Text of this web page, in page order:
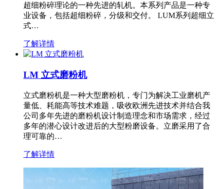
超细粉碎理论的一种先进的轧机。本系列产品是一种专
业设备，包括超细粉碎，分级和交付。 LUM系列超细立
式…
了解详情
LM 立式磨粉机
立式磨粉机是一种大型磨粉机，专门为解决工业磨机产
量低、耗能高等技术难题，吸收欧洲先进技术并结合我
公司多年先进的磨粉机设计制造理念和市场需求，经过
多年的潜心设计改进后的大型粉磨设备。立磨采用了合
理可靠的…
了解详情